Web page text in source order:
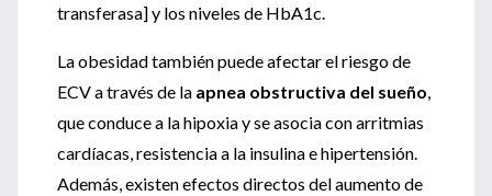
transferasa] y los niveles de HbA1c.
La obesidad también puede afectar el riesgo de
ECV a través de la apnea obstructiva del sueño,
que conduce a la hipoxia y se asocia con arritmias
cardíacas, resistencia a la insulina e hipertensión.
Además, existen efectos directos del aumento de